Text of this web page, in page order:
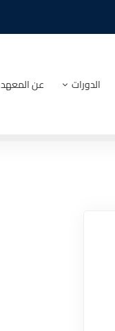
الدورات عن المعهد